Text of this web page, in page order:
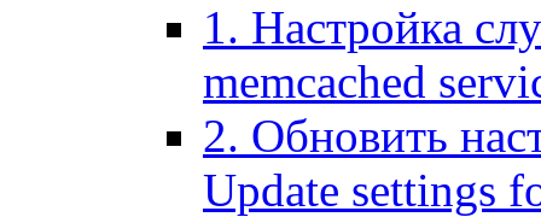
1. Настройка
memcached
2. Обновить
Update settings